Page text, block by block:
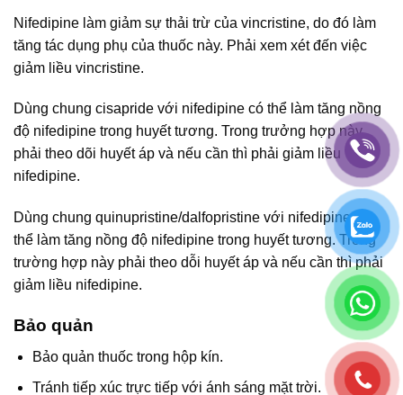
Nifedipine làm giảm sự thải trừ của vincristine, do đó làm
tăng tác dụng phụ của thuốc này. Phải xem xét đến việc
giảm liều vincristine.
Dùng chung cisapride với nifedipine có thể làm tăng nồng
độ nifedipine trong huyết tương. Trong trưởng hợp này
phải theo dõi huyết áp và nếu cần thì phải giảm liều
nifedipine.
Dùng chung quinupristine/dalfopristine với nifedipine có
thể làm tăng nồng độ nifedipine trong huyết tương. Trong
trường hợp này phải theo dỗi huyết áp và nếu cần thì phải
giảm liều nifedipine.
Bảo quản
Bảo quản thuốc trong hộp kín.
Tránh tiếp xúc trực tiếp với ánh sáng mặt trời.